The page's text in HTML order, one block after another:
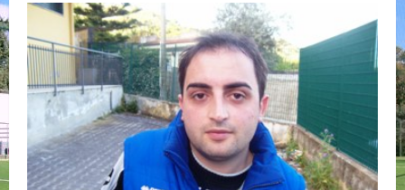
Liminese
tiene
testa
alla
capolista
Alì
Terme
che
passa
per
5-
3.
Gara
sospesa